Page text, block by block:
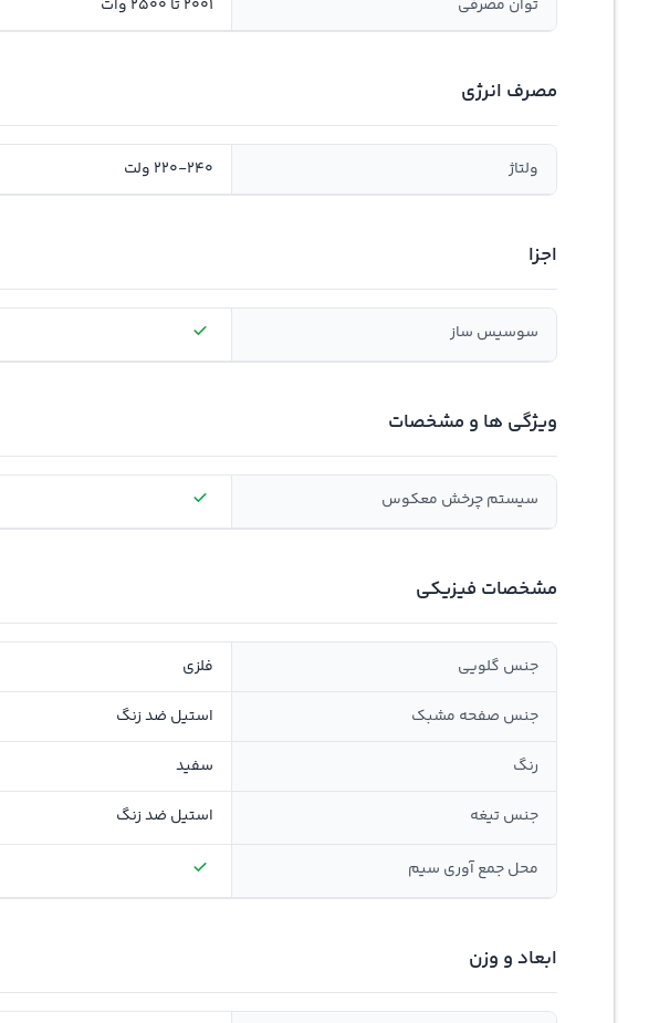
توان مصرفی 2001 تا 2500 وات
مصرف انرژی
ولتاژ 220-240 ولت
اجزا
سوسیس ساز
ویژگی ها و مشخصات
سيستم چرخش معکوس
مشخصات فیزیکی
جنس گلویی فلزی
جنس صفحه مشبک استیل ضد زنگ
رنگ سفید
جنس تیغه استیل ضد زنگ
محل جمع ‌آوری سیم
ابعاد و وزن